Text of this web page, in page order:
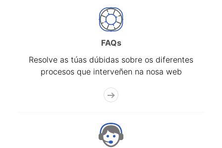
FAQs
Resolve as túas dúbidas sobre os diferentes
procesos que interveñen na nosa web